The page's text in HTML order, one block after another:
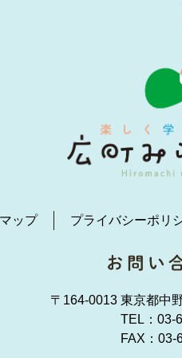
ップ プライバシーポリ
〒164-0013 東京都中
TEL： 03-
FAX：03-